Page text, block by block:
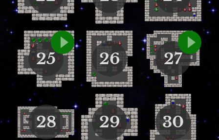
25 26 27
28 29 30